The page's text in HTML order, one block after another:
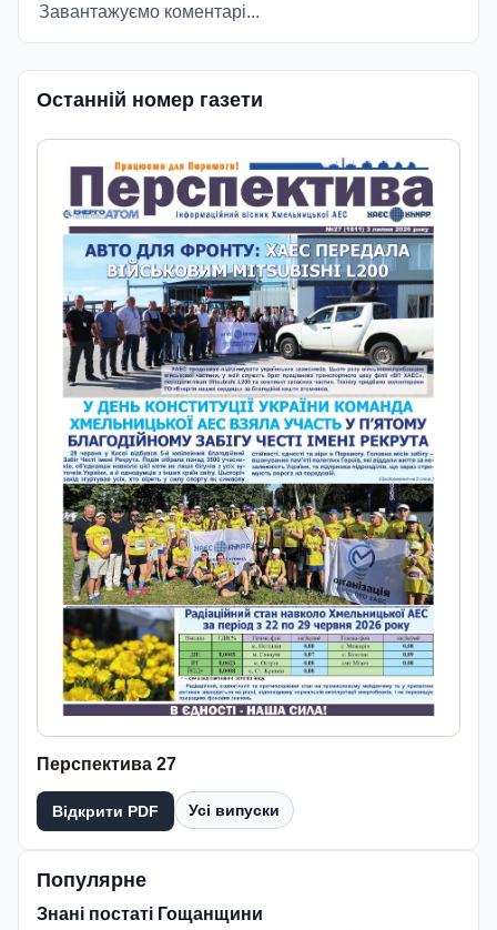
Завантажуємо коментарі...
Останній номер газети
Перспектива 27
Відкрити PDF Усі випуски
Популярне
Знані постаті Гощанщини